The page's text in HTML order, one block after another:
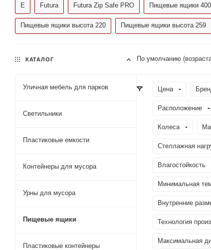
E Futura Futura Zip Safe PRO Пищевые ящики
Пищевые ящики высота 220 Пищевые ящики высота 259
По умолчанию
Цена
Расположение
Колеса
Стеллажная
Влагостойкость
Минимальная
Внутренние
Технология
Максимальная
КАТАЛОГ
Уличная мебель для парков
Светильники
Пластиковые емкости
Контейнеры для мусора
Урны для мусора
Пищевые ящики
Пластиковые контейнеры